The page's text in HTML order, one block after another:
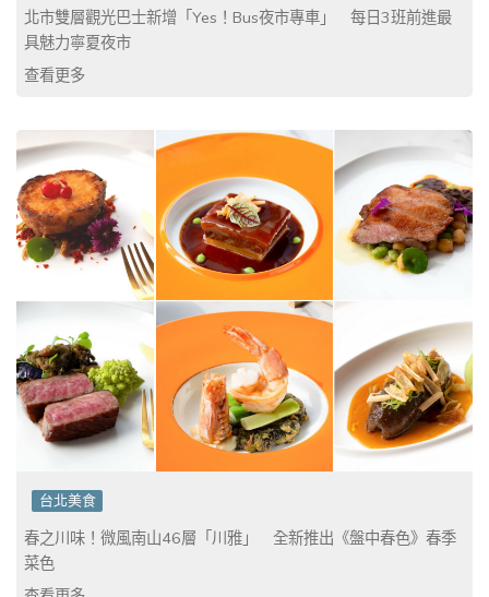
北市雙層觀光巴士新增「Yes！Bus夜市專車」 每日3班前進最
具魅力寧夏夜市
查看更多
台北美食
春之川味！微風南山46層「川雅」 全新推出《盤中春色》春季
菜色